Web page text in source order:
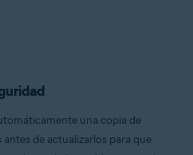
una copia de
de actualizarlos para que